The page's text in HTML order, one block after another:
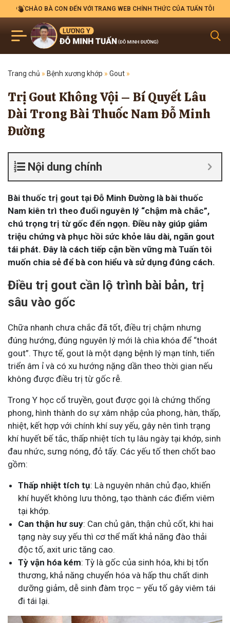
CHÀO BÀ CON ĐẾN VỚI TRANG WEB CHÍNH THỨC CỦA TUẤN TÔI
Trang chủ » Bệnh xương khớp » Gout »
Trị Gout Không Vội – Bí Quyết Lâu
Dài Trong Bài Thuốc Nam Đỗ Minh
Đường
Nội dung chính
Bài thuốc trị gout tại Đỗ Minh Đường là bài thuốc
Nam kiên trì theo đuổi nguyên lý “chậm mà chắc”,
chú trọng trị từ gốc đến ngọn. Điều này giúp giảm
triệu chứng và phục hồi sức khỏe lâu dài, ngăn gout
tái phát. Đây là cách tiếp cận bền vững mà Tuấn tôi
muốn chia sẻ để bà con hiểu và sử dụng đúng cách.
Điều trị gout cần lộ trình bài bản, trị
sâu vào gốc
Chữa nhanh chưa chắc đã tốt, điều trị chậm nhưng
đúng hướng, đúng nguyên lý mới là chìa khóa để “thoát
gout”. Thực tế, gout là một dạng bệnh lý mạn tính, tiến
triển âm ỉ và có xu hướng nặng dần theo thời gian nếu
không được điều trị từ gốc rễ.
Trong Y học cổ truyền, gout được gọi là chứng thống
phong, hình thành do sự xâm nhập của phong, hàn, thấp,
nhiệt, kết hợp với chính khí suy yếu, gây nên tình trạng
khí huyết bế tắc, thấp nhiệt tích tụ lâu ngày tại khớp, sinh
đau nhức, sưng nóng, đỏ tấy. Các yếu tố then chốt bao
gồm:
Thấp nhiệt tích tụ: Là nguyên nhân chủ đạo, khiến
khí huyết không lưu thông, tạo thành các điểm viêm
tại khớp.
Can thận hư suy: Can chủ gân, thận chủ cốt, khi hai
tạng này suy yếu thì cơ thể mất khả năng đào thải
độc tố, axit uric tăng cao.
Tỳ vận hóa kém: Tỳ là gốc của sinh hóa, khi bị tổn
thương, khả năng chuyển hóa và hấp thu chất dinh
dưỡng giảm, dễ sinh đàm trọc – yếu tố gây viêm tái
đi tái lại.